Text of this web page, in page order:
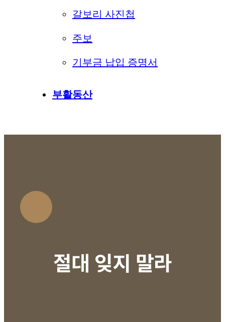
갈보리 사진첩
주보
기부금 납입 증명서
부활동산
절대 잊지 말라